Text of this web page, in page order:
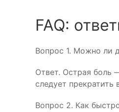
FAQ:
Вопрос 1. Можно ли
Ответ. Острая боль
следует прекратить
Вопрос 2. Как